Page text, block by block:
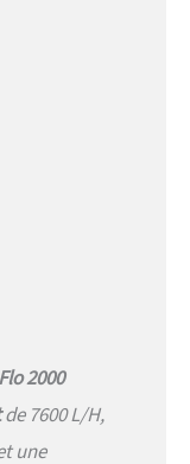
2000
de 7600 L/H,
une